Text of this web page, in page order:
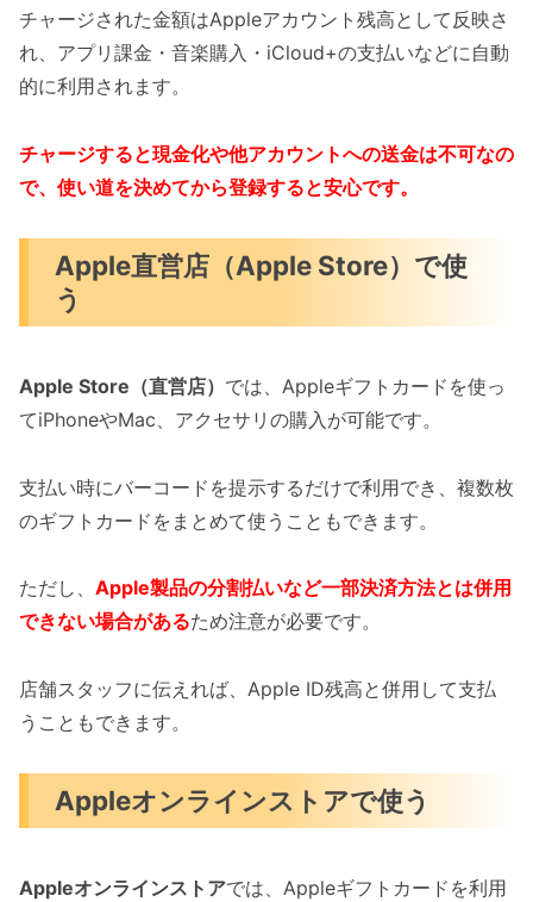
チャージされた金額はAppleアカウント残高として反映さ
れ、アプリ課金・音楽購入・iCloud+の支払いなどに自動
的に利用されます。
チャージすると現金化や他アカウントへの送金は不可なの
で、使い道を決めてから登録すると安心です。
Apple直営店（Apple Store）で使
う
Apple Store（直営店） では、Appleギフトカードを使っ
てiPhoneやMac、アクセサリの購入が可能です。
支払い時にバーコードを提示するだけで利用でき、複数枚
のギフトカードをまとめて使うこともできます。
ただし、 Apple製品の分割払いなど一部決済方法とは併用
できない場合があるため注意が必要です。
店舗スタッフに伝えれば、Apple ID残高と併用して支払
うこともできます。
Appleオンラインストアで使う
Appleオンラインストアでは、Appleギフトカードを利用